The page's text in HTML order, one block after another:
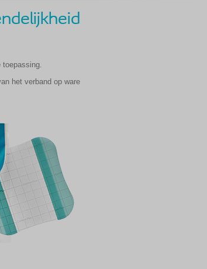
het verband op ware